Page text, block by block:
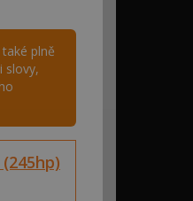
plně
slovy,